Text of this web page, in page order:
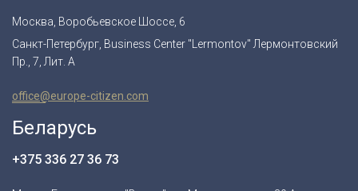
Москва, Воробьевское Шоссе, 6
Санкт-Петербург, Business Center "Lermontov" Лермонтовский
Пр., 7, Лит. А
office@europe-citizen.com
Беларусь
+375 336 27 36 73